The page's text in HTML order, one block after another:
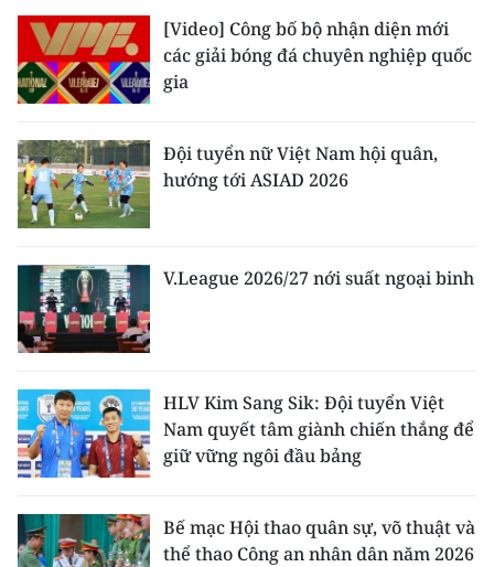
[Video] Công bố bộ nhận diện mới
các giải bóng đá chuyên nghiệp quốc
gia
Đội tuyển nữ Việt Nam hội quân,
hướng tới ASIAD 2026
V.League 2026/27 nới suất ngoại binh
HLV Kim Sang Sik: Đội tuyển Việt
Nam quyết tâm giành chiến thắng để
giữ vững ngôi đầu bảng
Bế mạc Hội thao quân sự, võ thuật và
thể thao Công an nhân dân năm 2026